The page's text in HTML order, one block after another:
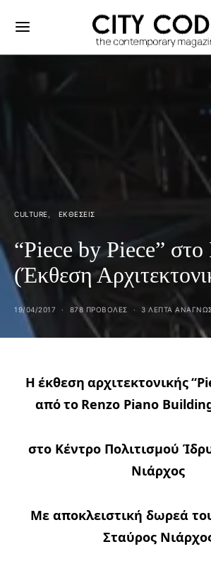
CULTURE ΕΚΘΕΣΕΙΣ
“Piece by Piece”
(Έκθεση
19/04/2017 878 ΠΡΟΒΟΛΕΣ 3 ΛΕΠΤΑ
Η έκθεση αρχιτεκτονικής“
απότο Renzo Piano
στο Κέντρο Πολιτισμού
Νιάρχος
Με αποκλειστική δωρεά
Σταύρος